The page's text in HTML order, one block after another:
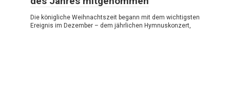
Die königliche Weihnachtszeit begann mit dem wichtigsten
Ereignis im Dezember – dem jährlichen Hymnuskonzert,